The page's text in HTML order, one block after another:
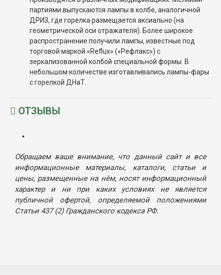
партиями выпускаются лампы в колбе, аналогичной
ДРИЗ, где горелка размещается аксиально (на
геометрической оси отражателя). Более широкое
распространение получили лампы, известные под
торговой маркой «Reflux» («Рефлакс») с
зеркализованной колбой специальной формы. В
небольшом количестве изготавливались лампы-фары
с горелкой ДНаТ.
ОТЗЫВЫ
Обращаем ваше внимание, что данный сайт и все
информационные материалы, каталоги, статьи и
цены, размещенные на нём, носят информационный
характер и ни при каких условиях не является
публичной офертой, определяемой положениями
Статьи 437 (2) Гражданского кодекса РФ.